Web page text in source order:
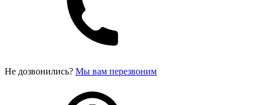
Не дозвонились? Мы вам перезвоним